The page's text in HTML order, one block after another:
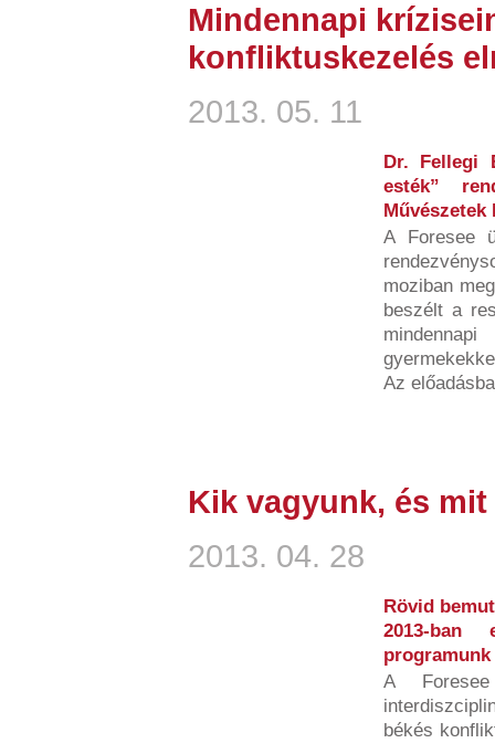
Mindennapi
konfliktuskezelés
2013. 05. 11
Dr. Fellegi
esték”
Művészetek
A Foresee
moziban
beszélt a
mindennapi
Az
Kik vagyunk, és
2013. 04. 28
Rövid
2013-ban
A Foresee
békés